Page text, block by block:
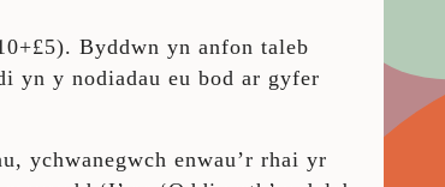
Byddwn yn anfon taleb
yn y nodiadau eu bod ar gyfer
ychwanegwch enwau’r rhai yr